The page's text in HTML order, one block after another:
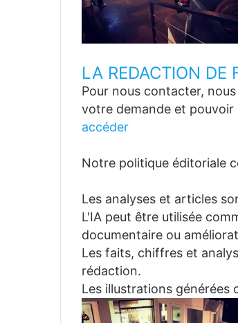
LA REDACTION DE
Pour nous contacter,
votre demande et
accéder
Notre politique éditoriale
Les analyses et articles
L'IA peut être utilisée
documentaire ou
Les faits, chiffres et
rédaction.
Les illustrations générées